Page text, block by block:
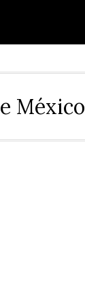
México